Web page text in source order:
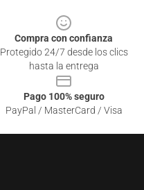
Compra con confianza
Protegido 24/7 desde los clics
hasta la entrega
Pago 100% seguro
PayPal / MasterCard / Visa